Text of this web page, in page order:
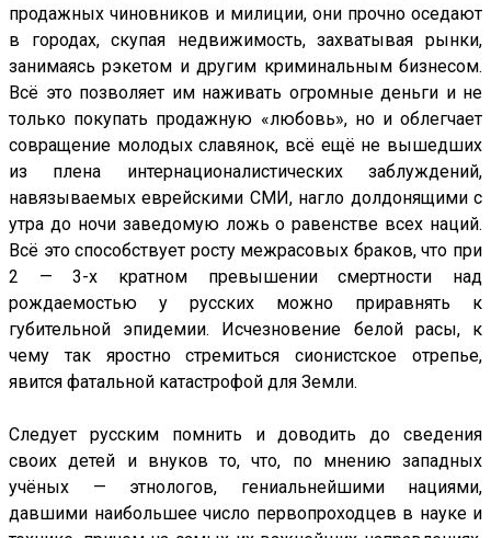
продажных чиновников и милиции, они прочно оседают
в городах, скупая недвижимость, захватывая рынки,
занимаясь рэкетом и другим криминальным бизнесом.
Всё это позволяет им наживать огромные деньги и не
только покупать продажную «любовь», но и облегчает
совращение молодых славянок, всё ещё не вышедших
из плена интернационалистических заблуждений,
навязываемых еврейскими СМИ, нагло долдонящими с
утра до ночи заведомую ложь о равенстве всех наций.
Всё это способствует росту межрасовых браков, что при
2 — 3-х кратном превышении смертности над
рождаемостью у русских можно приравнять к
губительной эпидемии. Исчезновение белой расы, к
чему так яростно стремиться сионистское отрепье,
явится фатальной катастрофой для Земли.
Следует русским помнить и доводить до сведения
своих детей и внуков то, что, по мнению западных
учёных — этнологов, гениальнейшими нациями,
давшими наибольшее число первопроходцев в науке и